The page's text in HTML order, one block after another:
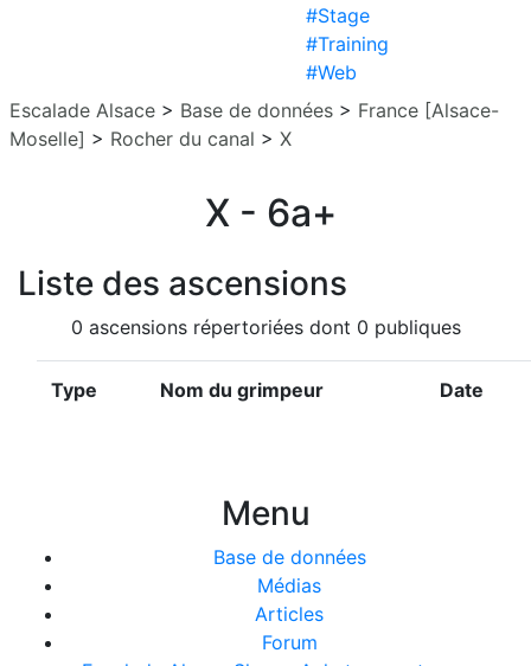
#Stage
#Training
#Web
Escalade Alsace > Base de données > France [Alsace-
Moselle] > Rocher du canal > X
X - 6a+
Liste des ascensions
0 ascensions répertoriées dont 0 publiques
Type Nom du grimpeur Date
Menu
Base de données
Médias
Articles
Forum